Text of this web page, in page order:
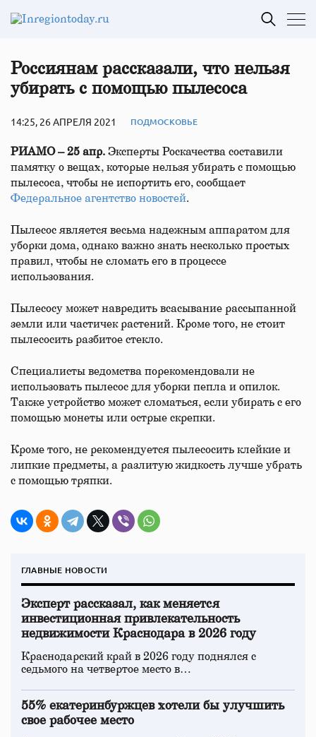
Россиянам рассказали, что нельзя
убирать с помощью пылесоса
14:25, 26 АПРЕЛЯ 2021 ПОДМОСКОВЬЕ
РИАМО – 25 апр. Эксперты Роскачества составили
памятку о вещах, которые нельзя убирать с помощью
пылесоса, чтобы не испортить его, сообщает
Федеральное агентство новостей.
Пылесос является весьма надежным аппаратом для
уборки дома, однако важно знать несколько простых
правил, чтобы не сломать его в процессе
использования.
Пылесосу может навредить всасывание рассыпанной
земли или частичек растений. Кроме того, не стоит
пылесосить разбитое стекло.
Специалисты ведомства порекомендовали не
использовать пылесос для уборки пепла и опилок.
Также устройство может сломаться, если убирать с его
помощью монеты или острые скрепки.
Кроме того, не рекомендуется пылесосить клейкие и
липкие предметы, а разлитую жидкость лучше убрать
с помощью тряпки.
ГЛАВНЫЕ НОВОСТИ
Эксперт рассказал, как меняется
инвестиционная привлекательность
недвижимости Краснодара в 2026 году
Краснодарский край в 2026 году поднялся с
седьмого на четвертое место в…
55% екатеринбуржцев хотели бы улучшить
свое рабочее место